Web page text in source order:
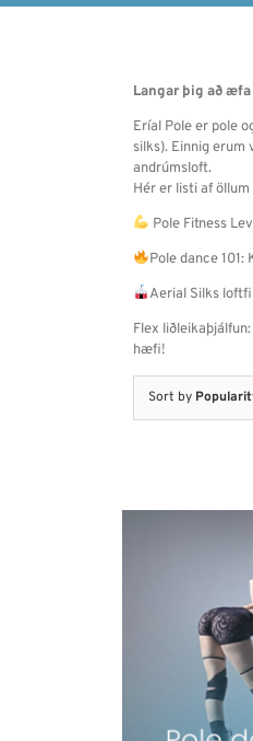
Langar þig að
Eríal Pole er pole
silks). Einnig
andrúmsloft.
Hér er listi af
Pole Fitness
Pole dance
Aerial Silks
Flex
hæfi!
Sort by